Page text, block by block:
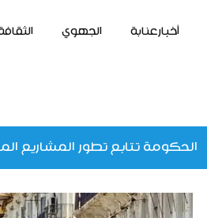
أخبارعنابة الجهوي
الحكومة تتابع تطور المشاريع